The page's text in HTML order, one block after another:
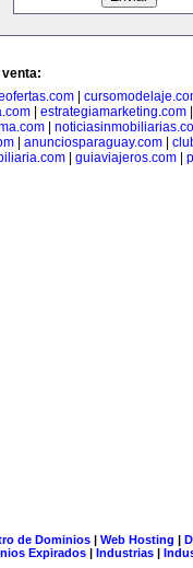
|
estrategiamarketing.com
| anunciosparaguay.com|
guiaviajeros.com
de Dominios| Web Hosting |
Expirados | Industrias |